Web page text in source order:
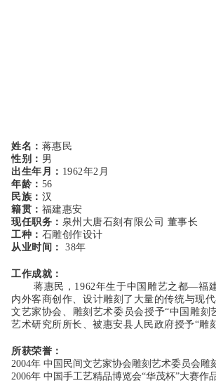
姓名： 蒋惠民
性别： 男
出生年月： 1962年2月
年龄： 56
民族： 汉
籍贯： 福建惠安
现任职务： 泉州大唐石刻有限公司 董事长
工种： 石雕创作设计
从业时间：
38年
工作成就：
蒋惠民，1962年生于中国雕艺之都—福
内外客商创作、设计雕刻了大量的传统与现
文艺家协会、雕刻艺术委员会授予“中国雕
艺术研究所所长、被惠安县人民政府授予“雕
所获荣誉：
2004年 中国民间文艺家协会雕刻艺术委员会
2006年 中国手工艺精品博览会“华茂杯”大赛